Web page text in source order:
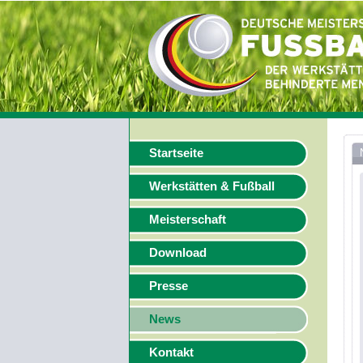
Startseite
Werkstätten & Fußball
Meisterschaft
Download
Presse
News
Kontakt